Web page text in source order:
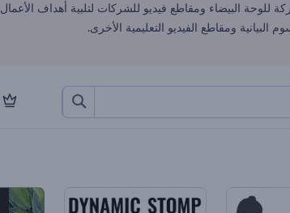
البيضاء ومقاطع فيديو للشركات لتلبية أهداف الأعمال
ومقاطع الفيديو التعليمية الأخرى.